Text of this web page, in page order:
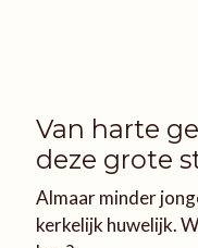
Van harte
deze grote
Almaar minder
kerkelijk huwelijk.